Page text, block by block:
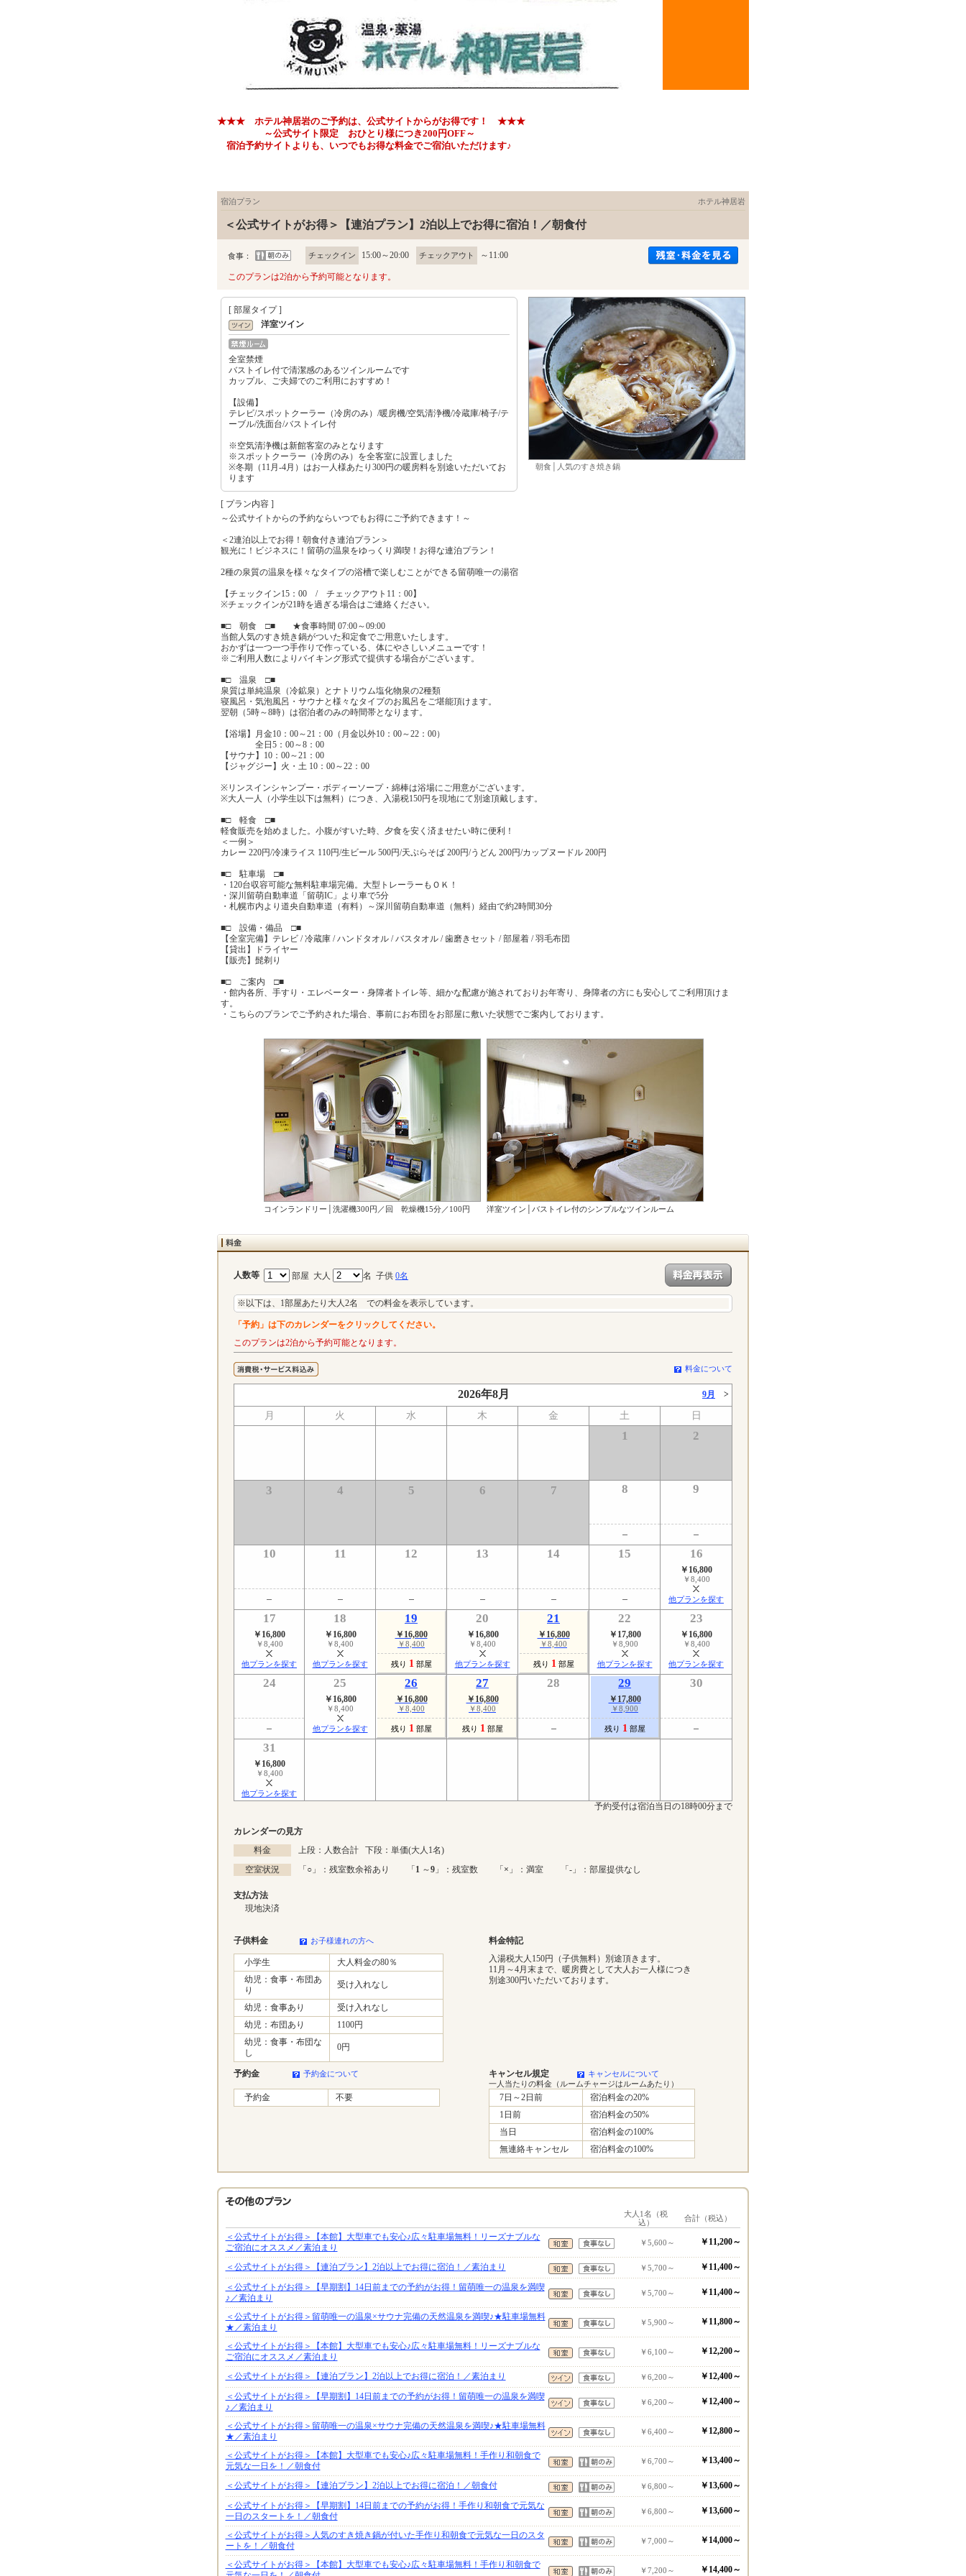
★★★ ホテル神居岩のご予約は、公式サイトからがお得です！ ★★★
～公式サイト限定 おひとり様につき200円OFF～
宿泊予約サイトよりも、いつでもお得な料金でご宿泊いただけます♪
宿泊プラン ホテル神居岩
＜公式サイトがお得＞【連泊プラン】2泊以上でお得に宿泊！／朝食付
食事： チェックイン 15:00～20:00 チェックアウト ～11:00
このプランは2泊から予約可能となります。
[ 部屋タイプ ]
洋室ツイン
全室禁煙
バストイレ付で清潔感のあるツインルームです
カップル、ご夫婦でのご利用におすすめ！
【設備】
テレビ/スポットクーラー（冷房のみ）/暖房機/空気清浄機/冷蔵庫/椅子/テ
ーブル/洗面台/バストイレ付
※空気清浄機は新館客室のみとなります
※スポットクーラー（冷房のみ）を全客室に設置しました
※冬期（11月-4月）はお一人様あたり300円の暖房料を別途いただいてお
ります
朝食│人気のすき焼き鍋
[ プラン内容 ]
～公式サイトからの予約ならいつでもお得にご予約できます！～
＜2連泊以上でお得！朝食付き連泊プラン＞
観光に！ビジネスに！留萌の温泉をゆっくり満喫！お得な連泊プラン！
2種の泉質の温泉を様々なタイプの浴槽で楽しむことができる留萌唯一の湯宿
【チェックイン15：00 / チェックアウト11：00】
※チェックインが21時を過ぎる場合はご連絡ください。
■□ 朝食 □■ ★食事時間 07:00～09:00
当館人気のすき焼き鍋がついた和定食でご用意いたします。
おかずは一つ一つ手作りで作っている、体にやさしいメニューです！
※ご利用人数によりバイキング形式で提供する場合がございます。
■□ 温泉 □■
泉質は単純温泉（冷鉱泉）とナトリウム塩化物泉の2種類
寝風呂・気泡風呂・サウナと様々なタイプのお風呂をご堪能頂けます。
翌朝（5時～8時）は宿泊者のみの時間帯となります。
【浴場】月金10：00～21：00（月金以外10：00～22：00）
全日5：00～8：00
【サウナ】10：00～21：00
【ジャグジー】火・土 10：00～22：00
※リンスインシャンプー・ボディーソープ・綿棒は浴場にご用意がございます。
※大人一人（小学生以下は無料）につき、入湯税150円を現地にて別途頂戴します。
■□ 軽食 □■
軽食販売を始めました。小腹がすいた時、夕食を安く済ませたい時に便利！
＜一例＞
カレー 220円/冷凍ライス 110円/生ビール 500円/天ぷらそば 200円/うどん 200円/カップヌードル 200円
■□ 駐車場 □■
・120台収容可能な無料駐車場完備。大型トレーラーもＯＫ！
・深川留萌自動車道「留萌IC」より車で5分
・札幌市内より道央自動車道（有料）～深川留萌自動車道（無料）経由で約2時間30分
■□ 設備・備品 □■
【全室完備】テレビ / 冷蔵庫 / ハンドタオル / バスタオル / 歯磨きセット / 部屋着 / 羽毛布団
【貸出】ドライヤー
【販売】髭剃り
■□ ご案内 □■
・館内各所、手すり・エレベーター・身障者トイレ等、細かな配慮が施されておりお年寄り、身障者の方にも安心してご利用頂けま
す。
・こちらのプランでご予約された場合、事前にお布団をお部屋に敷いた状態でご案内しております。
コインランドリー│洗濯機300円／回 乾燥機15分／100円 洋室ツイン│バストイレ付のシンプルなツインルーム
人数等 部屋 大人 名 子供 0名
※以下は、1部屋あたり大人2名 での料金を表示しています。
「予約」は下のカレンダーをクリックしてください。
このプランは2泊から予約可能となります。
料金について
2026年8月 9月 >
月 火 水 木 金 土 日
1 2
3 4 5 6 7 8 9
10 11 12 13 14 15 16
￥16,800
￥8,400
他プランを探す
17
￥16,800
￥8,400
他プランを探す
18
￥16,800
￥8,400
他プランを探す
19
￥16,800
￥8,400
残り 1 部屋
20
￥16,800
￥8,400
他プランを探す
21
￥16,800
￥8,400
残り 1 部屋
22
￥17,800
￥8,900
他プランを探す
23
￥16,800
￥8,400
他プランを探す
24 25
￥16,800
￥8,400
他プランを探す
26
￥16,800
￥8,400
残り 1 部屋
27
￥16,800
￥8,400
残り 1 部屋
28 29
￥17,800
￥8,900
残り 1 部屋
30
31
￥16,800
￥8,400
他プランを探す
予約受付は宿泊当日の18時00分まで
カレンダーの見方
料金
上段：人数合計 下段：単価(大人1名)
空室状況
「○ 」：残室数余裕あり 「1 ～9 」：残室数 「× 」：満室 「-」：部屋提供なし
支払方法
現地決済
子供料金 お子様連れの方へ 料金特記
小学生
大人料金の80％
幼児：食事・布団あ
り
受け入れなし
幼児：食事あり
受け入れなし
幼児：布団あり
1100円
幼児：食事・布団な
し
0円
入湯税大人150円（子供無料）別途頂きます。
11月～4月末まで、暖房費として大人お一人様につき
別途300円いただいております。
予約金 予約金について キャンセル規定
キャンセルについて
一人当たりの料金（ルームチャージはルームあたり）
予約金 不要 7日～2日前
宿泊料金の20%
1日前
宿泊料金の50%
当日
宿泊料金の100%
無連絡キャンセル
宿泊料金の100%
大人1名（税
込）
合計（税込）
＜公式サイトがお得＞【本館】大型車でも安心♪広々駐車場無料！リーズナブルな
ご宿泊にオススメ／素泊まり
￥5,600～ ￥11,200～
＜公式サイトがお得＞【連泊プラン】2泊以上でお得に宿泊！／素泊まり ￥5,700～
￥11,400～
＜公式サイトがお得＞【早期割】14日前までの予約がお得！留萌唯一の温泉を満喫
♪／素泊まり
￥5,700～ ￥11,400～
＜公式サイトがお得＞留萌唯一の温泉×サウナ完備の天然温泉を満喫♪★駐車場無料
★／素泊まり
￥5,900～ ￥11,800～
＜公式サイトがお得＞【本館】大型車でも安心♪広々駐車場無料！リーズナブルな
ご宿泊にオススメ／素泊まり
￥6,100～ ￥12,200～
＜公式サイトがお得＞【連泊プラン】2泊以上でお得に宿泊！／素泊まり ￥6,200～
￥12,400～
＜公式サイトがお得＞【早期割】14日前までの予約がお得！留萌唯一の温泉を満喫
♪／素泊まり
￥6,200～ ￥12,400～
＜公式サイトがお得＞留萌唯一の温泉×サウナ完備の天然温泉を満喫♪★駐車場無料
★／素泊まり
￥6,400～ ￥12,800～
＜公式サイトがお得＞【本館】大型車でも安心♪広々駐車場無料！手作り和朝食で
元気な一日を！／朝食付
￥6,700～ ￥13,400～
＜公式サイトがお得＞【連泊プラン】2泊以上でお得に宿泊！／朝食付 ￥6,800～
￥13,600～
＜公式サイトがお得＞【早期割】14日前までの予約がお得！手作り和朝食で元気な
一日のスタートを！／朝食付
￥6,800～ ￥13,600～
＜公式サイトがお得＞人気のすき焼き鍋が付いた手作り和朝食で元気な一日のスタ
ートを！／朝食付
￥7,000～ ￥14,000～
＜公式サイトがお得＞【本館】大型車でも安心♪広々駐車場無料！手作り和朝食で
￥7,200～ ￥14,400～